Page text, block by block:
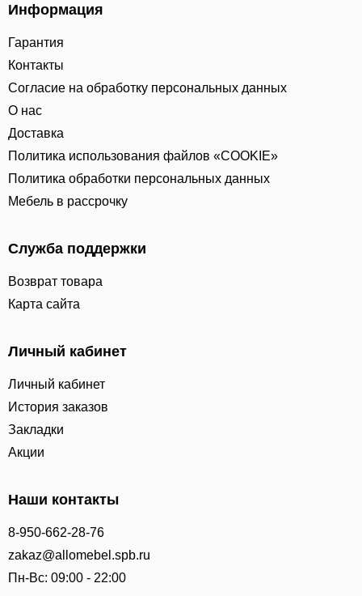
Информация
Гарантия
Контакты
Согласие на обработку персональных данных
О нас
Доставка
Политика использования файлов «COOKIE»
Политика обработки персональных данных
Мебель в рассрочку
Служба поддержки
Возврат товара
Карта сайта
Личный кабинет
Личный кабинет
История заказов
Закладки
Акции
Наши контакты
8-950-662-28-76
zakaz@allomebel.spb.ru
Пн-Вс: 09:00 - 22:00